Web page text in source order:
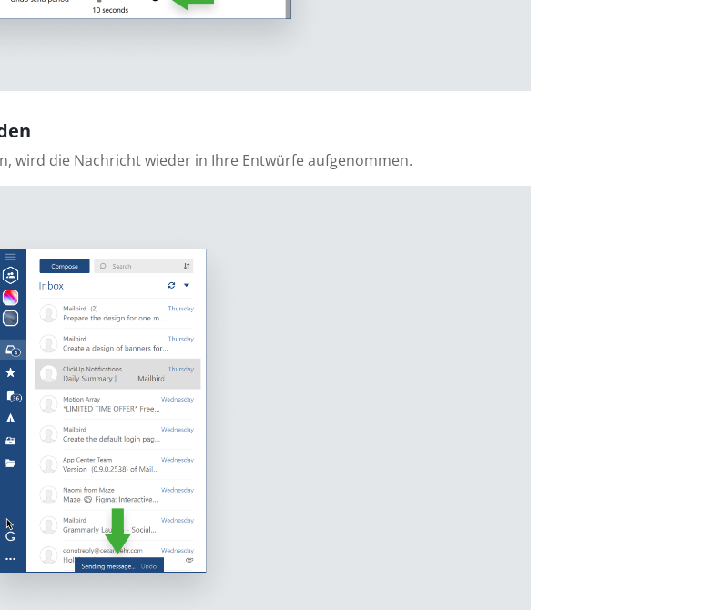
wird die Nachricht wieder in Ihre Entwürfe aufgenommen.